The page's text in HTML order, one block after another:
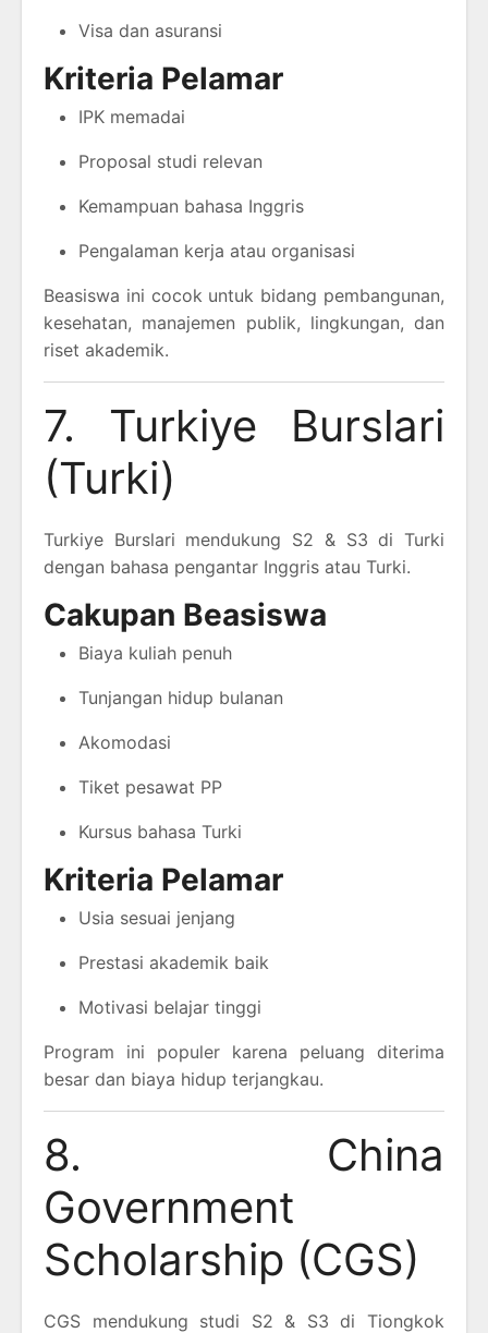
Visa dan asuransi
Kriteria Pelamar
IPK memadai
Proposal studi relevan
Kemampuan bahasa Inggris
Pengalaman kerja atau organisasi
Beasiswa ini cocok untuk bidang pembangunan,
kesehatan, manajemen publik, lingkungan, dan
riset akademik.
7. Turkiye Burslari
(Turki)
Turkiye Burslari mendukung S2 & S3 di Turki
dengan bahasa pengantar Inggris atau Turki.
Cakupan Beasiswa
Biaya kuliah penuh
Tunjangan hidup bulanan
Akomodasi
Tiket pesawat PP
Kursus bahasa Turki
Kriteria Pelamar
Usia sesuai jenjang
Prestasi akademik baik
Motivasi belajar tinggi
Program ini populer karena peluang diterima
besar dan biaya hidup terjangkau.
8. China
Government
Scholarship (CGS)
CGS mendukung studi S2 & S3 di Tiongkok